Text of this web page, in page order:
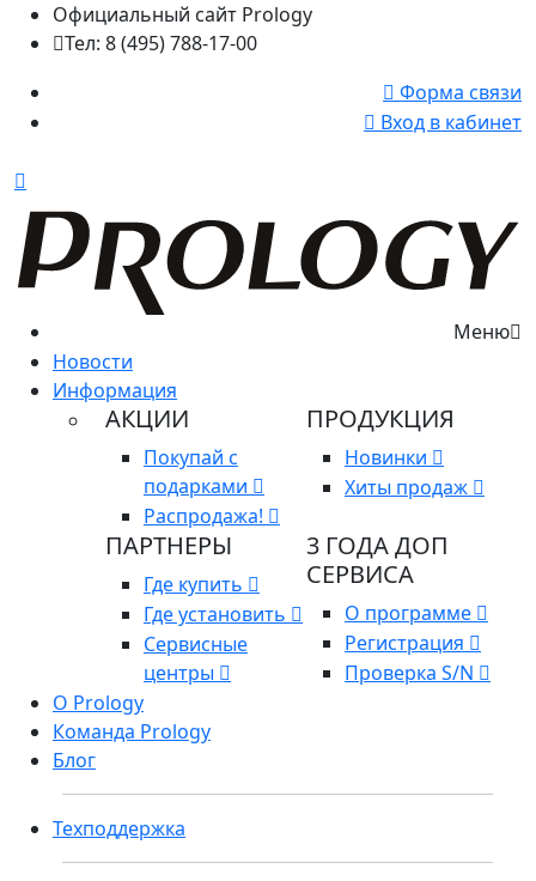
Официальный сайт Prology
Тел: 8 (495) 788-17-00
Форма связи
Вход в кабинет
Меню
Новости
Информация
АКЦИИ
Покупай с
подарками
Распродажа!
ПРОДУКЦИЯ
Новинки
Хиты продаж
ПАРТНЕРЫ
Где купить
Где установить
Сервисные
центры
3 ГОДА ДОП
СЕРВИСА
О программе
Регистрация
Проверка S/N
О Prology
Команда Prology
Блог
Техподдержка